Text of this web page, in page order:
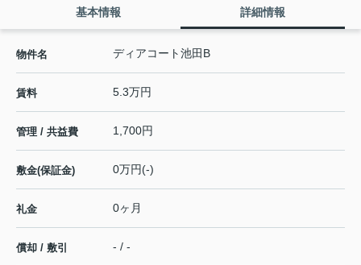
基本情報 詳細情報
物件名 ディアコート池田B
賃料 5.3万円
管理 / 共益費 1,700円
敷金(保証金) 0万円(-)
礼金 0ヶ月
償却 / 敷引 - / -